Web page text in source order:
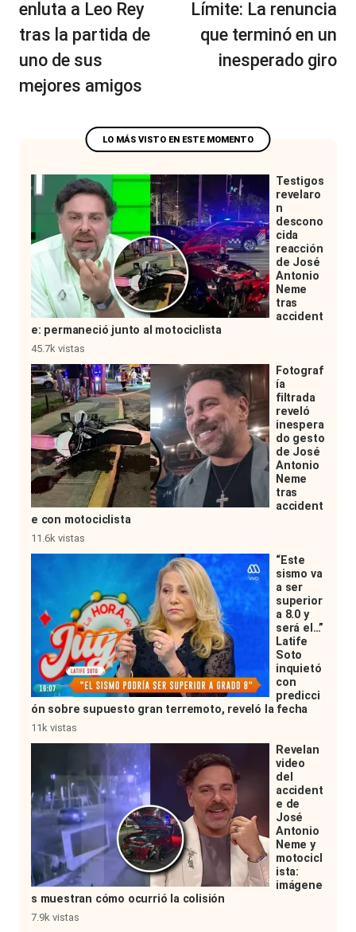
enluta a Leo Rey
tras la partida de
uno de sus
mejores amigos
Límite: La renuncia
que terminó en un
inesperado giro
Testigos
revelaro
n
descono
cida
reacción
de José
Antonio
Neme
tras
accident
e: permaneció junto al motociclista
45.7k vistas
Fotograf
ía
filtrada
reveló
inespera
do gesto
de José
Antonio
Neme
tras
accident
e con motociclista
11.6k vistas
“Este
sismo va
a ser
superior
a 8.0 y
será el…”
Latife
Soto
inquietó
con
predicci
ón sobre supuesto gran terremoto, reveló la fecha
11k vistas
Revelan
video
del
accident
e de
José
Antonio
Neme y
motocicl
ista:
imágene
s muestran cómo ocurrió la colisión
7.9k vistas